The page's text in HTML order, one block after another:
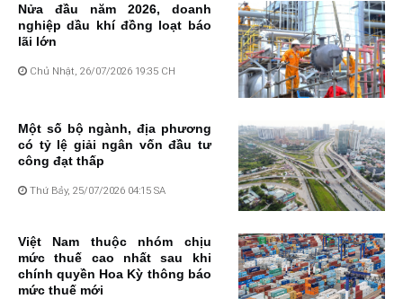
Nửa đầu năm 2026, doanh
nghiệp dầu khí đồng loạt báo
lãi lớn
Chủ Nhật, 26/07/2026 19:35 CH
Một số bộ ngành, địa phương
có tỷ lệ giải ngân vốn đầu tư
công đạt thấp
Thứ Bảy, 25/07/2026 04:15 SA
Việt Nam thuộc nhóm chịu
mức thuế cao nhất sau khi
chính quyền Hoa Kỳ thông báo
mức thuế mới